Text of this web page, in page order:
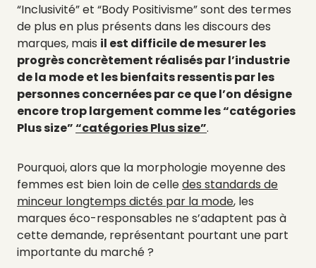
“Inclusivité” et “Body Positivisme” sont des termes
de plus en plus présents dans les discours des
marques, mais il est difficile de mesurer les
progrès concrètement réalisés par l’industrie
de la mode et les bienfaits ressentis par les
personnes concernées par ce que l’on désigne
encore trop largement comme les “catégories
Plus size”“catégories Plus size”.
Pourquoi, alors que la morphologie moyenne des
femmes est bien loin de celledes standards de
minceur longtemps dictés par la mode, les
marques éco-responsables ne s’adaptent pas à
cette demande, représentant pourtant une part
importante du marché ?